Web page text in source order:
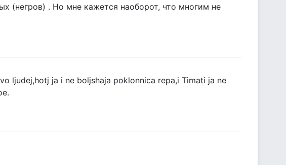
(негров) . Но мне кажется наоборот, что многим не
ljudej,hotj ja i ne boljshaja poklonnica repa,i Timati ja ne